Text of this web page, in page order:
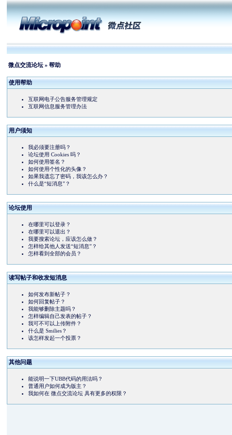
微点交流论坛» 帮助
使用帮助
互联网电子公告服务管理规定
互联网信息服务管理办法
用户须知
我必须要注册吗？
论坛使用 Cookies 吗？
如何使用签名？
如何使用个性化的头像？
如果我遗忘了密码，我该怎么办？
什么是“短消息”？
论坛使用
在哪里可以登录？
在哪里可以退出？
我要搜索论坛，应该怎么做？
怎样给其他人发送“短消息”？
怎样看到全部的会员？
读写帖子和收发短消息
如何发布新帖子？
如何回复帖子？
我能够删除主题吗？
怎样编辑自己发表的帖子？
我可不可以上传附件？
什么是 Smilies？
该怎样发起一个投票？
其他问题
能说明一下UBB代码的用法吗？
普通用户如何成为版主？
我如何在 微点交流论坛 具有更多的权限？